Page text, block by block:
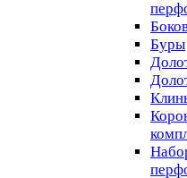
Буры